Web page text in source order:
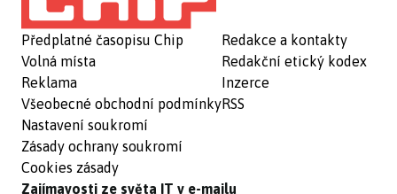
Předplatné časopisu Chip
Volná místa
Reklama
Všeobecné obchodní podmínky
Nastavení soukromí
Zásady ochrany soukromí
Cookies zásady
Redakce a kontakty
Redakční etický kodex
Inzerce
RSS
Zajímavosti ze světa IT v e-mailu